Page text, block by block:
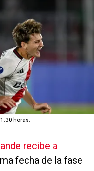
horas.
recibe a
fecha de la fase